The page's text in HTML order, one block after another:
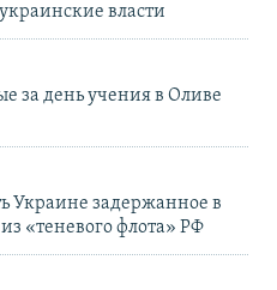
власти
за день учения в Оливе
Украине задержанное в
«теневого флота» РФ